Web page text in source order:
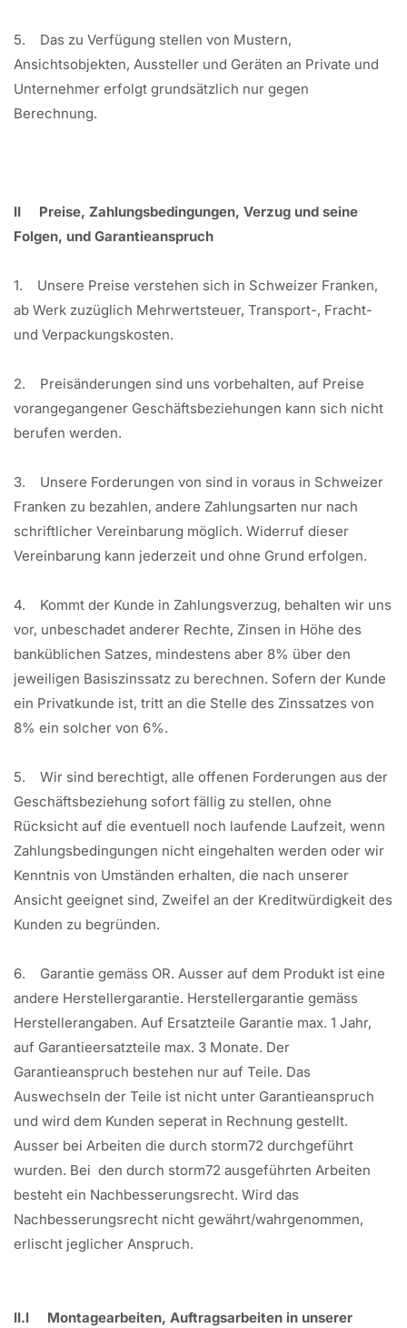
5. Das zu Verfügung stellen von Mustern,
Ansichtsobjekten, Aussteller und Geräten an Private und
Unternehmer erfolgt grundsätzlich nur gegen
Berechnung.
II Preise, Zahlungsbedingungen, Verzug und seine
Folgen, und Garantieanspruch
1. Unsere Preise verstehen sich in Schweizer Franken,
ab Werk zuzüglich Mehrwertsteuer, Transport-, Fracht-
und Verpackungskosten.
2. Preisänderungen sind uns vorbehalten, auf Preise
vorangegangener Geschäftsbeziehungen kann sich nicht
berufen werden.
3. Unsere Forderungen von sind in voraus in Schweizer
Franken zu bezahlen, andere Zahlungsarten nur nach
schriftlicher Vereinbarung möglich. Widerruf dieser
Vereinbarung kann jederzeit und ohne Grund erfolgen.
4. Kommt der Kunde in Zahlungsverzug, behalten wir uns
vor, unbeschadet anderer Rechte, Zinsen in Höhe des
banküblichen Satzes, mindestens aber 8% über den
jeweiligen Basiszinssatz zu berechnen. Sofern der Kunde
ein Privatkunde ist, tritt an die Stelle des Zinssatzes von
8% ein solcher von 6%.
5. Wir sind berechtigt, alle offenen Forderungen aus der
Geschäftsbeziehung sofort fällig zu stellen, ohne
Rücksicht auf die eventuell noch laufende Laufzeit, wenn
Zahlungsbedingungen nicht eingehalten werden oder wir
Kenntnis von Umständen erhalten, die nach unserer
Ansicht geeignet sind, Zweifel an der Kreditwürdigkeit des
Kunden zu begründen.
6. Garantie gemäss OR. Ausser auf dem Produkt ist eine
andere Herstellergarantie. Herstellergarantie gemäss
Herstellerangaben. Auf Ersatzteile Garantie max. 1 Jahr,
auf Garantieersatzteile max. 3 Monate. Der
Garantieanspruch bestehen nur auf Teile. Das
Auswechseln der Teile ist nicht unter Garantieanspruch
und wird dem Kunden seperat in Rechnung gestellt.
Ausser bei Arbeiten die durch storm72 durchgeführt
wurden. Bei den durch storm72 ausgeführten Arbeiten
besteht ein Nachbesserungsrecht. Wird das
Nachbesserungsrecht nicht gewährt/wahrgenommen,
erlischt jeglicher Anspruch.
II.I Montagearbeiten, Auftragsarbeiten in unserer